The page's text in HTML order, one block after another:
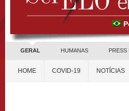
GERAL HUMANAS PRESS
HOME COVID-19 NOTÍCIAS